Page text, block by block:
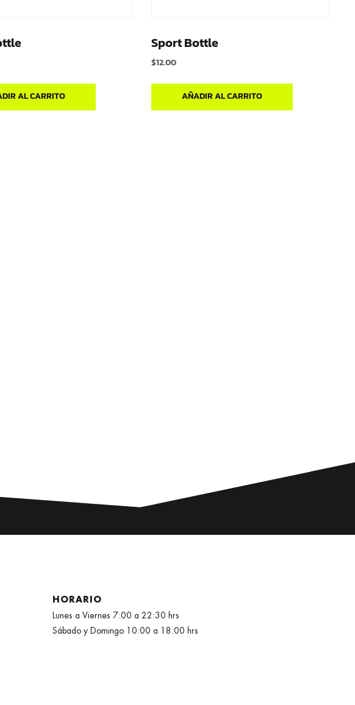
AL CARRITO
Sport Bottle
$12.00
AÑADIR AL CARRITO
HORARIO
Lunes a Viernes 7:00 a 22:30 hrs
Sábado y Domingo 10:00 a 18:00 hrs